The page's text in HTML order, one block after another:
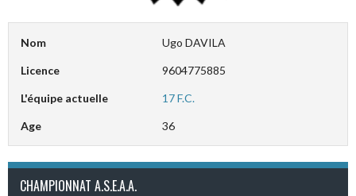
Nom Ugo DAVILA
Licence 9604775885
L'équipe actuelle 17 F.C.
Age 36
CHAMPIONNAT A.S.E.A.A.